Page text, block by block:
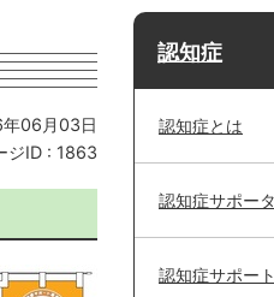
06月03日
ジID : 1863
認知症
認知症とは
認知症サポー
認知症サポー